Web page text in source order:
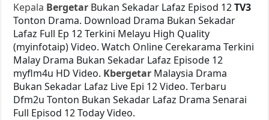
Kepala Bergetar Bukan Sekadar Lafaz Episod 12TV3
Tonton Drama. Download Drama Bukan Sekadar
Lafaz Full Ep 12 Terkini Melayu High Quality
(myinfotaip) Video. Watch Online Cerekarama Terkini
Malay Drama Bukan Sekadar Lafaz Episode 12
myflm4u HD Video. Kbergetar Malaysia Drama
Bukan Sekadar Lafaz Live Epi 12 Video. Terbaru
Dfm2u Tonton Bukan Sekadar Lafaz Drama Senarai
Full Episod 12 Today Video.